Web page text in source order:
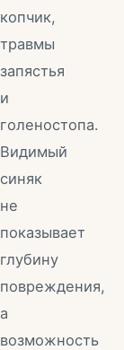
копчик,
травмы
запястья
и
голеностопа.
Видимый
синяк
не
показывает
глубину
повреждения,
а
возможность